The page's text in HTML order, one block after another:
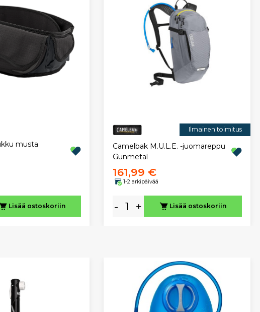
musta
Lisää ostoskoriin
Ilmainen toimitus
Camelbak M.U.L.E. -juomareppu
Gunmetal
161,99 €
1-2 arkipäivää
- + Lisää ostoskoriin